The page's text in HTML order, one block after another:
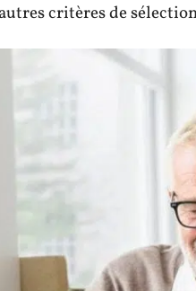
critères de